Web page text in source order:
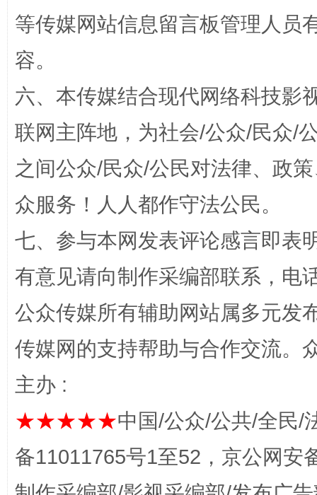
完善运行机制助力责任有效落实
东山县通报“牛蛙产品抗生素超标问题”
等传媒网站信息留言板管理人员
容。
六、本传媒结合现代网络科技影
联网主阵地，为社会/公众/民众/
之间公众/民众/公民对法律、政
众服务！人人都作守法公民。
七、参与本网发表评论感言即表
有意见请向制作采编部联系，电
公众传媒所有辅助网站属多元发
传媒网的支持帮助与合作交流。
主办 :
★★★★★中国/公众/公共/全民/
备11011765号1至52，京公网安